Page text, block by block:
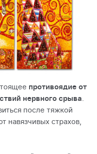
противоядие от
нервного срыва
после тяжкой
навязчивых страхов,